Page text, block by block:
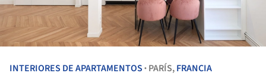
INTERIORES DE APARTAMENTOS • PARÍS,FRANCIA